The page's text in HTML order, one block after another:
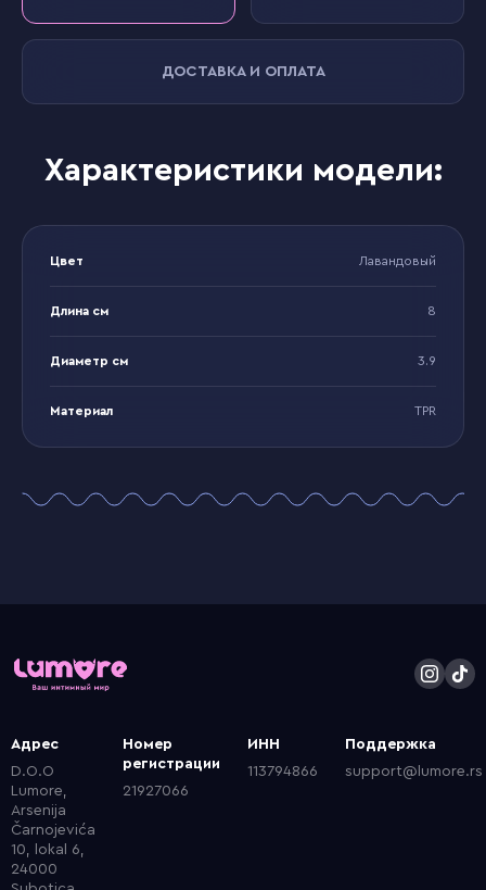
ДОСТАВКА И ОПЛАТА
Характеристики модели:
Цвет Лавандовый
Длина см 8
Диаметр см 3.9
Материал TPR
Адрес
D.O.O
Lumore,
Arsenija
Čarnojevića
10, lokal 6,
24000
Номер
регистрации
21927066
ИНН
113794866
Поддержка
support@lumore.rs